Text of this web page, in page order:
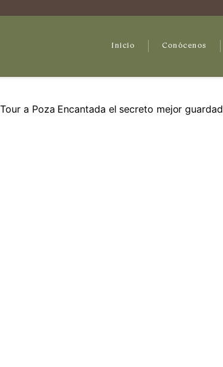
Inicio Conócenos
a Poza Encantada el secreto mejor